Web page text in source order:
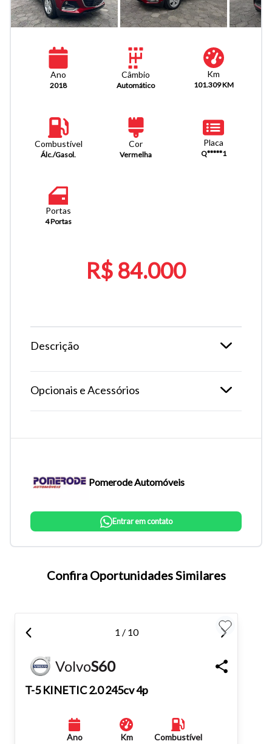
Tamanho do texto
atalhos Ctrl+ (para aumentar) e Ctrl- (para diminuir) no seu
teclado.
Fechar
Ano
2018
Câmbio
Automático
Km
101.309 KM
Combustível
Álc./Gasol.
Cor
Vermelha
Placa
Q*****1
Portas
4 Portas
R$ 84.000
Descrição
Opcionais e Acessórios
Pomerode Automóveis
Entrar em contato
Confira Oportunidades Similares
1 / 10
VolvoS60
T-5 KINETIC 2.0 245cv 4p
Ano Km Combustível